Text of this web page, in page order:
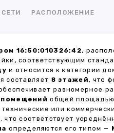
РАСПОЛОЖЕНИЕ
16:50:010326:42,
соответствующим
и относится к категории
составляет 8 этажей, что
равномерное
общей площадью
или
, что соответствует
определяются его типом —